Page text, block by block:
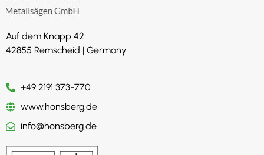
Auf dem Knapp 42
42855 Remscheid | Germany
+49 2191 373-770
www.honsberg.de
info@honsberg.de